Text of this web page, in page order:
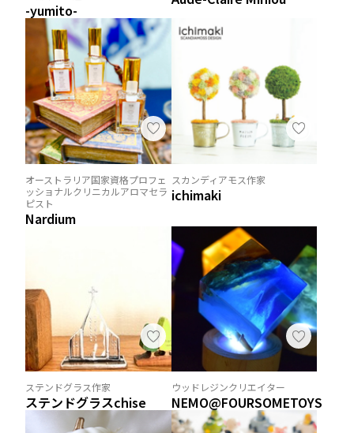
-yumito-
オーストラリア国家資格プロフェ
ッショナルクリニカルアロマセラ
ピスト
Nardium
スカンディアモス作家
ichimaki
ステンドグラス作家
ステンドグラスchise
ウッドレジンクリエイター
NEMO@FOURSOMETOYS